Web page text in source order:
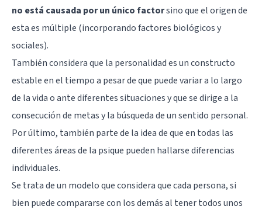
no está causada por un único factorsino que el origen de
esta es múltiple (incorporando factores biológicos y
sociales).
También considera que la personalidad es un constructo
estable en el tiempo a pesar de que puede variar a lo largo
de la vida o ante diferentes situaciones y que se dirige a la
consecución de metas y la búsqueda de un sentido personal.
Por último, también parte de la idea de que en todas las
diferentes áreas de la psique pueden hallarse diferencias
individuales.
Se trata de un modelo que considera que cada persona, si
bien puede compararse con los demás al tener todos unos